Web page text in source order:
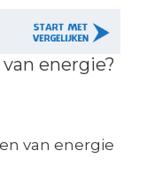
energie?
van energie